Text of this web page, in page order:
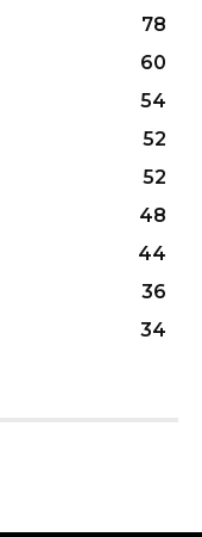
78
60
54
52
52
48
44
36
34